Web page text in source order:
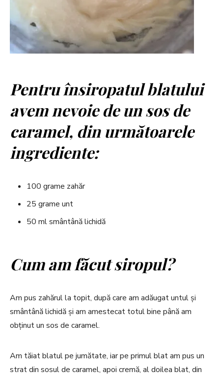
Pentru însiropatul blatului
avem nevoie de un sos de
caramel, din următoarele
ingrediente:
100 grame zahăr
25 grame unt
50 ml smântână lichidă
Cum am făcut siropul?
Am pus zahărul la topit, după care am adăugat untul și
smântână lichidă și am amestecat totul bine până am
obținut un sos de caramel.
Am tăiat blatul pe jumătate, iar pe primul blat am pus un
strat din sosul de caramel, apoi cremă, al doilea blat, din